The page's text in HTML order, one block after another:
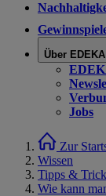
Über EDEKA
Jobs
Zur
Wissen
Tipps &
Wie kann